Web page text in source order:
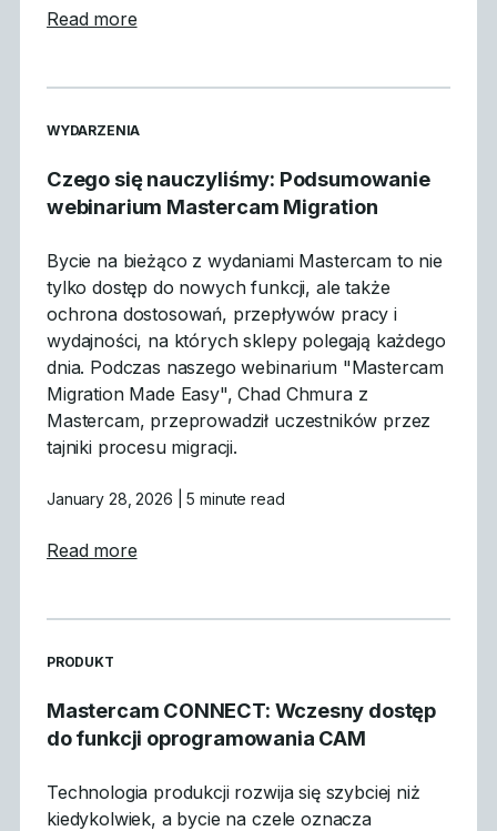
Read moreabout Dlaczego symulacja GPU jest
READ MORE ARTICLES ABOUT
WYDARZENIA
Czego się nauczyliśmy: Podsumowanie
webinarium Mastercam Migration
Bycie na bieżąco z wydaniami Mastercam to nie
tylko dostęp do nowych funkcji, ale także
ochrona dostosowań, przepływów pracy i
wydajności, na których sklepy polegają każdego
dnia. Podczas naszego webinarium "Mastercam
Migration Made Easy", Chad Chmura z
Mastercam, przeprowadził uczestników przez
tajniki procesu migracji.
January 28, 2026 | 5 minute read
Read moreabout Czego się nauczyliśmy:
READ MORE ARTICLES ABOUT
PRODUKT
Mastercam CONNECT: Wczesny dostęp
do funkcji oprogramowania CAM
Technologia produkcji rozwija się szybciej niż
kiedykolwiek, a bycie na czele oznacza